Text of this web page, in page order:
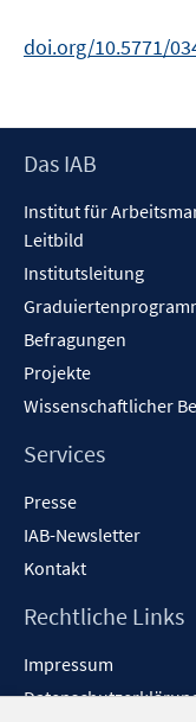
doi.org/10.5771/
Footer
Das IAB
Institut für
Leitbild
Institutsleitung
Befragungen
Projekte
Wissenschaftlicher
Services
Presse
IAB-Newsletter
Kontakt
Rechtliche Links
Impressum